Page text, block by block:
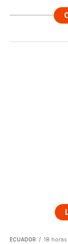
ECUADOR 18 horas